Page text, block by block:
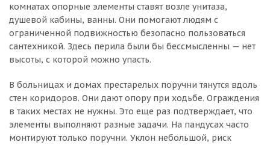
комнатах опорные элементы ставят возле унитаза,
душевой кабины, ванны. Они помогают людям с
ограниченной подвижностью безопасно пользоваться
сантехникой. Здесь перила были бы бессмысленны — нет
высоты, с которой можно упасть.
В больницах и домах престарелых поручни тянутся вдоль
стен коридоров. Они дают опору при ходьбе. Ограждения
в таких местах не нужны. Это еще раз подтверждает, что
элементы выполняют разные задачи. На пандусах часто
монтируют только поручни. Уклон небольшой, риск